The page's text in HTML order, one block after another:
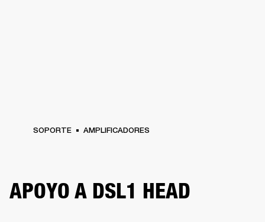
SOPORTE AMPLIFICADORES
APOYO A DSL1 HEAD